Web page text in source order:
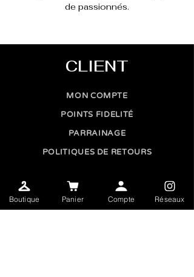
de passionnés.
CLIENT
MON COMPTE
POINTS FIDELITÉ
PARRAINAGE
POLITIQUES DE RETOURS
CONTACT
Boutique Panier Compte Réseaux